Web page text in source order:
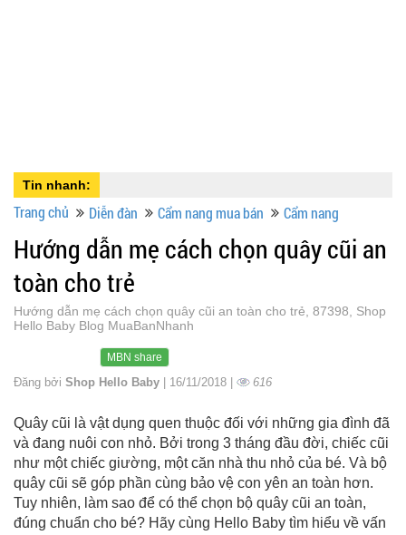
Tin nhanh:
Trang chủ Diễn đàn Cẩm nang mua bán Cẩm nang
Hướng dẫn mẹ cách chọn quây cũi an
toàn cho trẻ
Hướng dẫn mẹ cách chọn quây cũi an toàn cho trẻ, 87398, Shop
Hello Baby Blog MuaBanNhanh
MBN share
Đăng bởi Shop Hello Baby | 16/11/2018 | 616
Quây cũi là vật dụng quen thuộc đối với những gia đình đã
và đang nuôi con nhỏ. Bởi trong 3 tháng đầu đời, chiếc cũi
như một chiếc giường, một căn nhà thu nhỏ của bé. Và bộ
quây cũi sẽ góp phần cùng bảo vệ con yên an toàn hơn.
Tuy nhiên, làm sao để có thể chọn bộ quây cũi an toàn,
đúng chuẩn cho bé? Hãy cùng Hello Baby tìm hiểu về vấn